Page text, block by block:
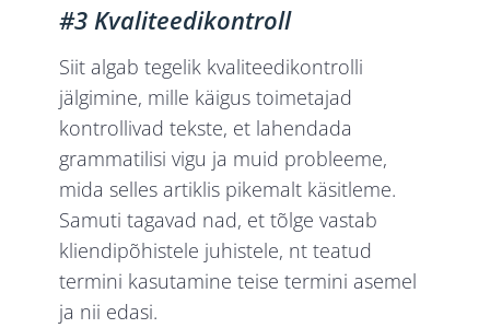
#3 Kvaliteedikontroll
Siit algab tegelik kvaliteedikontrolli
jälgimine, mille käigus toimetajad
kontrollivad tekste, et lahendada
grammatilisi vigu ja muid probleeme,
mida selles artiklis pikemalt käsitleme.
Samuti tagavad nad, et tõlge vastab
kliendipõhistele juhistele, nt teatud
termini kasutamine teise termini asemel
ja nii edasi.